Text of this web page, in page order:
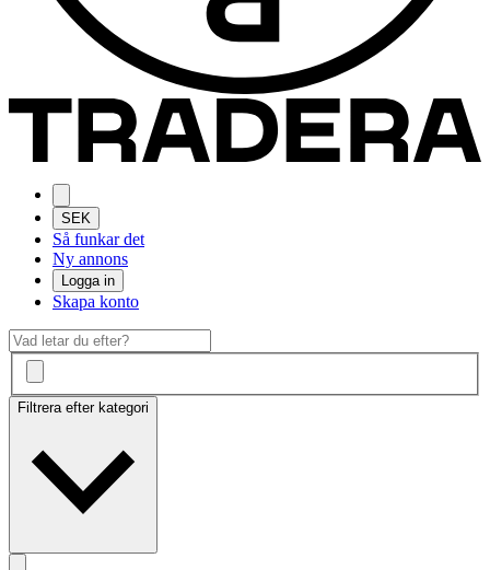
SEK
Så funkar det
Ny annons
Logga in
Skapa konto
Filtrera efter kategori